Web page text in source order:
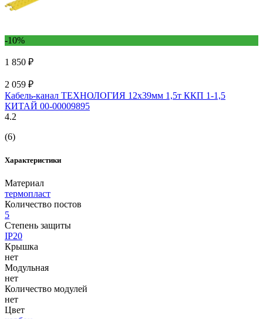
-10%
1 850 ₽
2 059 ₽
Кабель-канал ТЕХНОЛОГИЯ 12х39мм 1,5т ККП 1-1,5
КИТАЙ 00-00009895
4.2
(6)
Характеристики
Материал
термопласт
Количество постов
5
Степень защиты
IP20
Крышка
нет
Модульная
нет
Количество модулей
нет
Цвет